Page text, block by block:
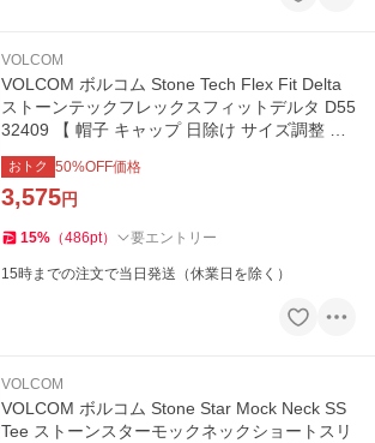
VOLCOM
VOLCOM ボルコム Stone Tech Flex Fit Delta
ストーンテックフレックスフィットデルタ D55
32409 【 帽子 キャップ 日除け サイズ調整 ア
ウトドア 】
おトク 50%OFF価格
3,575円
15% （486pt） 要エントリー
15時までの注文で当日発送（休業日を除く）
VOLCOM
VOLCOM ボルコム Stone Star Mock Neck SS
Tee ストーンスターモックネックショートスリ